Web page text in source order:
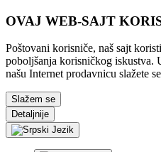
OVAJ WEB-SAJT
Poštovani korisniče, naš sajt
poboljšanja korisničkog iskustva.
našu Internet prodavnicu slažete
Slažem se
Detaljnije
Jezik